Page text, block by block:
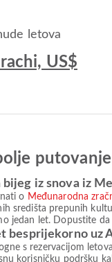
letova
US$
iz snova iz
o Međunarodna
središta prepunih
jedan let. Dopustite
besprijekorno uz
s rezervacijom
korisničku podršku